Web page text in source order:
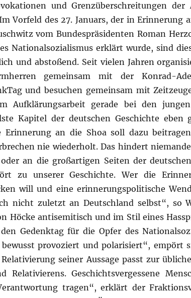
und Grenzüberschreitungen der
Vorfeld des 27. Januars, der in Erinnerung
vom Bundespräsidenten Roman
Nationalsozialismus erklärt wurde, sind
und abstoßend. Seit vielen Jahren
gemeinsam mit der Konrad-
und besuchen gemeinsam mit
Aufklärungsarbeit gerade bei den
Kapitel der deutschen Geschichte eben
Erinnerung an die Shoa soll dazu
nie wiederholt. Das hindert
an die großartigen Seiten der
zu unserer Geschichte. Wer die
will und eine erinnerungspolitische
nicht zuletzt an Deutschland selbst“, so
Höcke antisemitisch und im Stil eines
Gedenktag für die Opfer des
provoziert und polarisiert“, empört
seiner Aussage passt zur
Relativierens. Geschichtsvergessene
tragen“, erklärt der